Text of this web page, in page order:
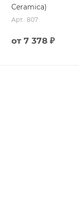
Ceramica)
Арт.: 807
от 7 378 ₽